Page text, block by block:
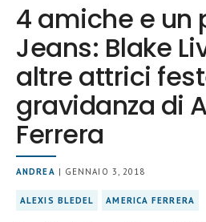
4 amiche e un
Jeans: Blake
altre attrici
gravidanza di
Ferrera
ANDREA | GENNAIO 3, 2018
ALEXIS BLEDEL AMERICA FERRERA